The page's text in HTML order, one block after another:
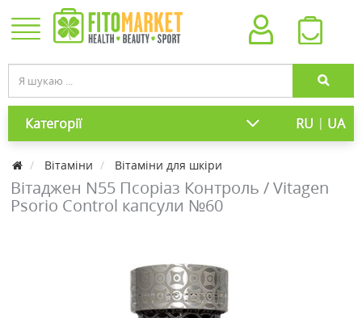
Категорії RU | UA
Вітаміни Вітаміни для шкіри
Вітаджен N55 Псоріаз Контроль / Vitagen
Psorio Control капсули №60